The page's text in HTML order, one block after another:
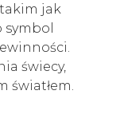
jak
świecy,
światłem.